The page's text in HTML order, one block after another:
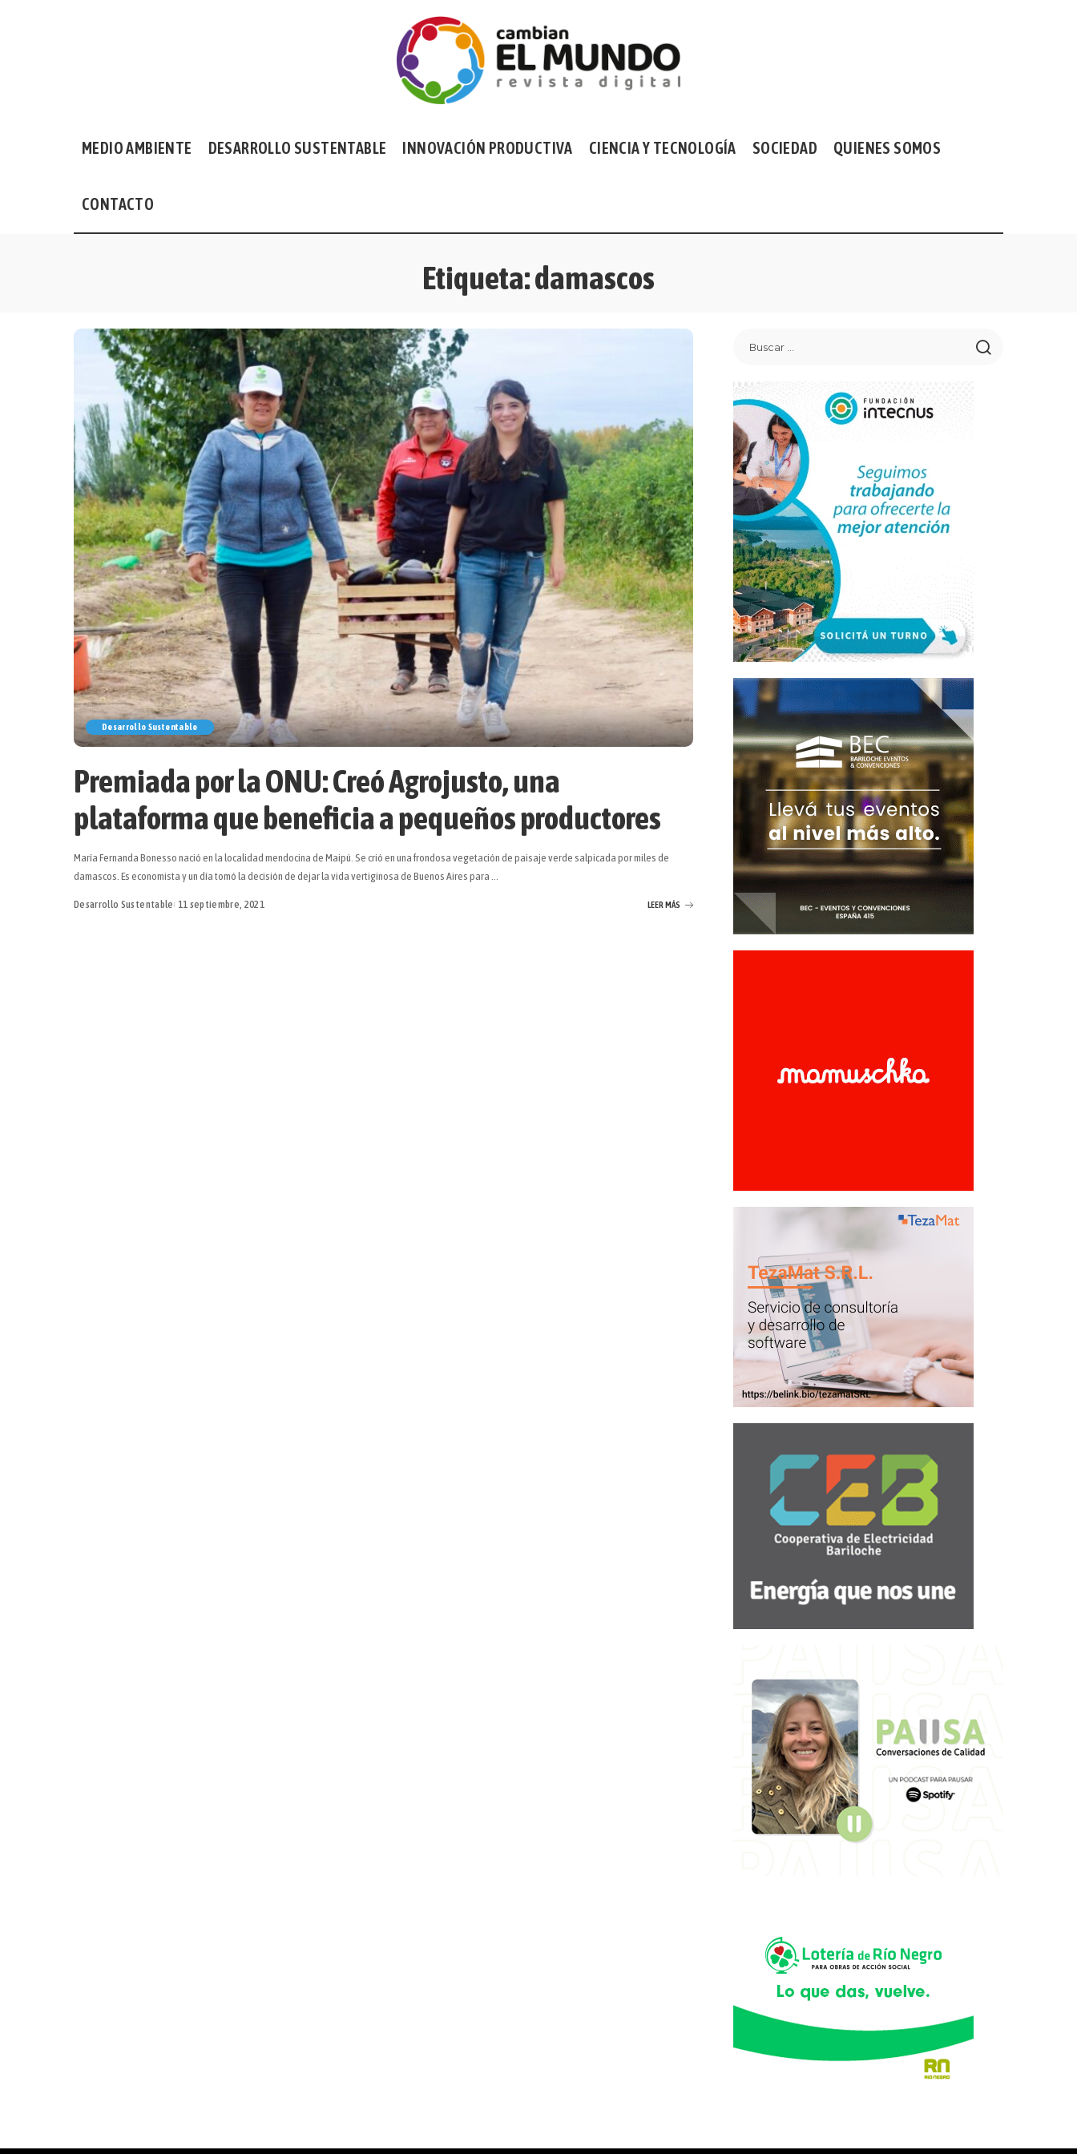
MEDIO AMBIENTE DESARROLLO SUSTENTABLE INNOVACIÓN PRODUCTIVA CIENCIA Y TECNOLOGÍA SOCIEDAD QUIENES SOMOS
CONTACTO
Etiqueta:damascos
Desarrollo Sustentable
Premiada por la ONU: Creó Agrojusto, una
plataforma que beneficia a pequeños productores
María Fernanda Bonesso nació en la localidad mendocina de Maipú. Se crió en una frondosa vegetación de paisaje verde salpicada por miles de
damascos. Es economista y un día tomó la decisión de dejar la vida vertiginosa de Buenos Aires para ...
Desarrollo Sustentable 11 septiembre, 2021 LEER MÁS